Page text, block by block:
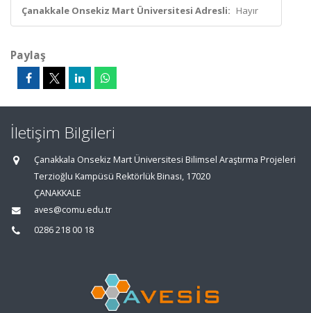
Çanakkale Onsekiz Mart Üniversitesi Adresli: Hayır
Paylaş
İletişim Bilgileri
Çanakkala Onsekiz Mart Üniversitesi Bilimsel Araştırma Projeleri
Terzioğlu Kampüsü Rektörlük Binası, 17020
ÇANAKKALE
aves@comu.edu.tr
0286 218 00 18